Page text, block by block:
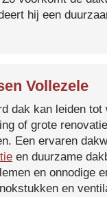
hij een
Vollezele
dak kan leiden
of grote
Een ervaren
en duurzame
en onnodige
en